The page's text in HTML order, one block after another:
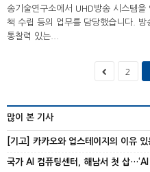
송기술연구소에서 UHD방송 시스템
책 수립 등의 업무를 담당했습니다. 방
통찰력 있는...
2
많이 본 기사
[기고] 카카오와 업스테이지의 이유 있
국가 AI 컴퓨팅센터, 해남서 첫 삽…‘AI